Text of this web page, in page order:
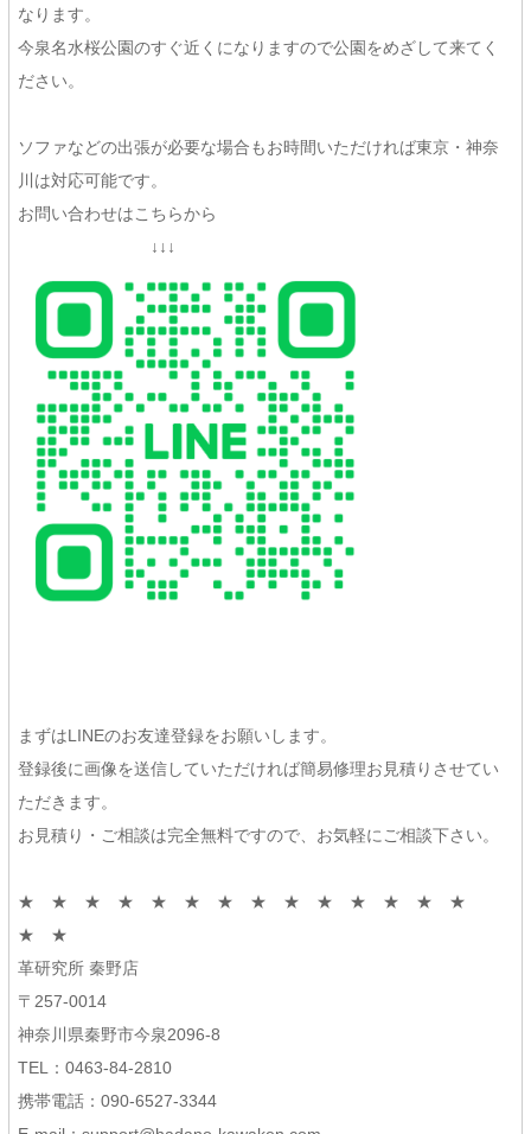
なります。
今泉名水桜公園のすぐ近くになりますので公園をめざして来てく
ださい。
ソファなどの出張が必要な場合もお時間いただければ東京・神奈
川は対応可能です。
お問い合わせはこちらから
↓↓↓
まずはLINEのお友達登録をお願いします。
登録後に画像を送信していただければ簡易修理お見積りさせてい
ただきます。
お見積り・ご相談は完全無料ですので、お気軽にご相談下さい。
★ ★ ★ ★ ★ ★ ★ ★ ★ ★ ★ ★ ★ ★
★ ★
革研究所 秦野店
〒257-0014
神奈川県秦野市今泉2096-8
TEL：0463-84-2810
携帯電話：090-6527-3344